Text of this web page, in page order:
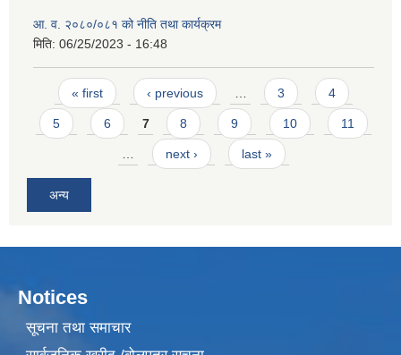
आ. व. २०८०/०८१ को नीति तथा कार्यक्रम
मिति: 06/25/2023 - 16:48
Pages
« first ‹ previous 3 4
5 6 7 8 9 10 11
next › last »
अन्य
Notices
सूचना तथा समाचार